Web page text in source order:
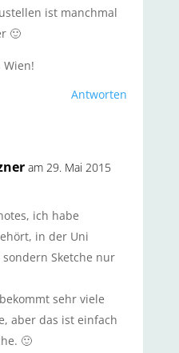
ist manchmal
🙂
Wien!
Antworten
am 29. Mai 2015
ich habe
in der Uni
Sketche nur
sehr viele
aber das ist einfach
🙂